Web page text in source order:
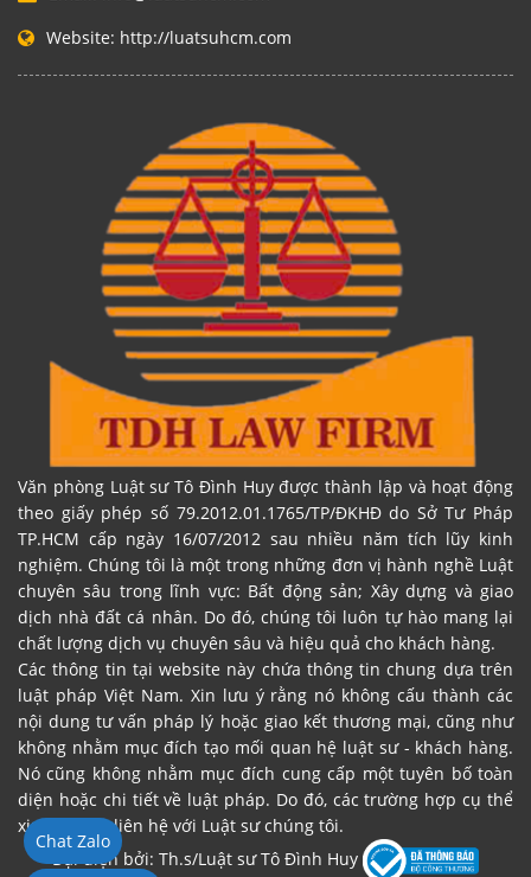
Website: http://luatsuhcm.com
Văn phòng Luật sư Tô Đình Huy được thành lập và hoạt động
theo giấy phép số 79.2012.01.1765/TP/ĐKHĐ do Sở Tư Pháp
TP.HCM cấp ngày 16/07/2012 sau nhiều năm tích lũy kinh
nghiệm. Chúng tôi là một trong những đơn vị hành nghề Luật
chuyên sâu trong lĩnh vực: Bất động sản; Xây dựng và giao
dịch nhà đất cá nhân. Do đó, chúng tôi luôn tự hào mang lại
chất lượng dịch vụ chuyên sâu và hiệu quả cho khách hàng.
Các thông tin tại website này chứa thông tin chung dựa trên
luật pháp Việt Nam. Xin lưu ý rằng nó không cấu thành các
nội dung tư vấn pháp lý hoặc giao kết thương mại, cũng như
không nhằm mục đích tạo mối quan hệ luật sư - khách hàng.
Nó cũng không nhằm mục đích cung cấp một tuyên bố toàn
diện hoặc chi tiết về luật pháp. Do đó, các trường hợp cụ thể
xin vui lòng liên hệ với Luật sư chúng tôi.
Đại diện bởi: Th.s/Luật sư Tô Đình Huy
Chat Zalo